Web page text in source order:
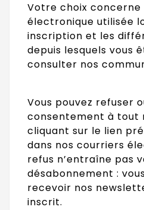
Votre choix concerne
électronique utilisée
inscription et les
depuis lesquels vous
consulter nos
Vous pouvez refuser
consentement à tout
cliquant sur le lien
dans nos courriers
refus n’entraîne pas
désabonnement :
recevoir nos
inscrit.